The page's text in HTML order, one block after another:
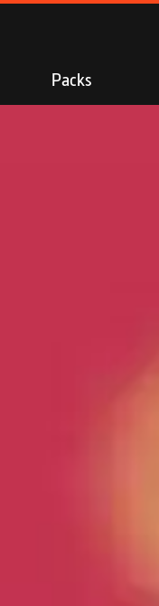
Packs